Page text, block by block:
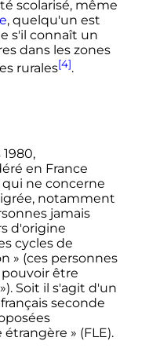
scolarisé, même
, quelqu'un est
s'il connaît un
dans les zones
rurales[4].
en France
ne concerne
notamment
jamais
d'origine
cycles de
» (ces personnes
pouvoir être
»). Soit il s'agit d'un
seconde
étrangère » (FLE).